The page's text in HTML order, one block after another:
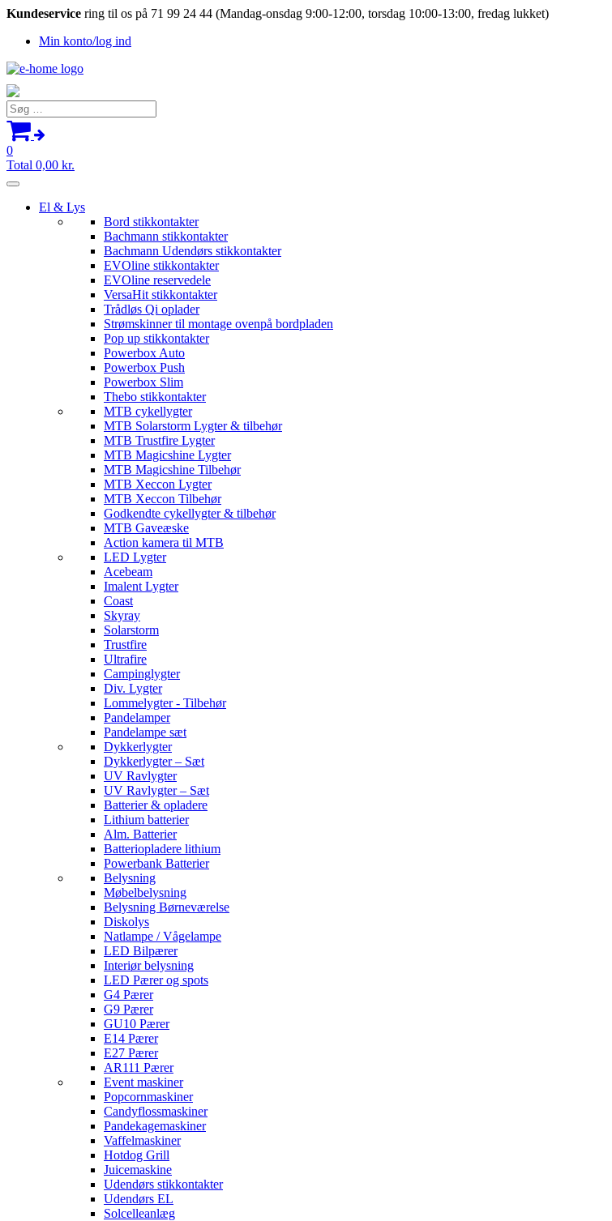
Kundeservice ring til os på 71 99 24 44 (Mandag-onsdag 9:00-12:00, torsdag 10:00-13:00, fredag lukket)
Min konto/log ind
Søg
efter:
0
Total 0,00 kr.
El & Lys
Bord stikkontakter
Bachmann stikkontakter
Bachmann Udendørs stikkontakter
EVOline stikkontakter
EVOline reservedele
VersaHit stikkontakter
Trådløs Qi oplader
Strømskinner til montage ovenpå bordpladen
Pop up stikkontakter
Powerbox Auto
Powerbox Push
Powerbox Slim
Thebo stikkontakter
MTB cykellygter
MTB Solarstorm Lygter & tilbehør
MTB Trustfire Lygter
MTB Magicshine Lygter
MTB Magicshine Tilbehør
MTB Xeccon Lygter
MTB Xeccon Tilbehør
Godkendte cykellygter & tilbehør
MTB Gaveæske
Action kamera til MTB
LED Lygter
Acebeam
Imalent Lygter
Coast
Skyray
Solarstorm
Trustfire
Ultrafire
Campinglygter
Div. Lygter
Lommelygter - Tilbehør
Pandelamper
Pandelampe sæt
Dykkerlygter
Dykkerlygter – Sæt
UV Ravlygter
UV Ravlygter – Sæt
Batterier & opladere
Lithium batterier
Alm. Batterier
Batteriopladere lithium
Powerbank Batterier
Belysning
Møbelbelysning
Belysning Børneværelse
Diskolys
Natlampe / Vågelampe
LED Bilpærer
Interiør belysning
LED Pærer og spots
G4 Pærer
G9 Pærer
GU10 Pærer
E14 Pærer
E27 Pærer
AR111 Pærer
Event maskiner
Popcornmaskiner
Candyflossmaskiner
Pandekagemaskiner
Vaffelmaskiner
Hotdog Grill
Juicemaskine
Udendørs stikkontakter
Udendørs EL
Solcelleanlæg